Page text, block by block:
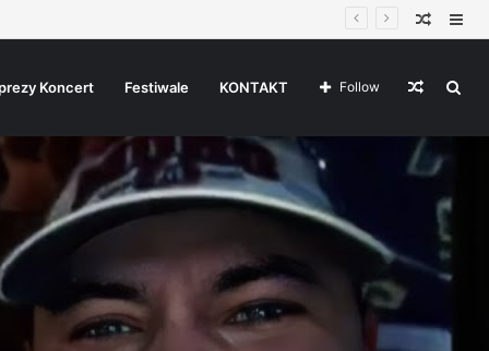
Random
Koncert Festiwale KONTAKT Random
Follow